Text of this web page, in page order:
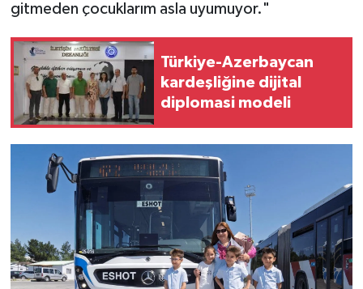
gitmeden çocuklarım asla uyumuyor."
Türkiye-Azerbaycan
kardeşliğine dijital
diplomasi modeli